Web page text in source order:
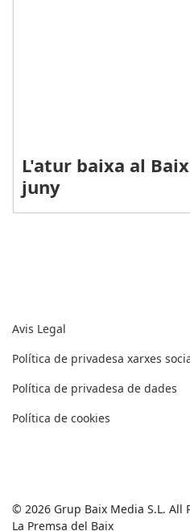
L'atur baixa al
juny
Avis Legal
Política de privadesa xarxes
Política de privadesa de dades
Política de cookies
© 2026 Grup Baix Media S.L. All
La Premsa del Baix